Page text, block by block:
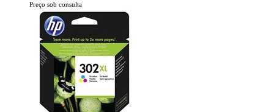
Preço sob consulta